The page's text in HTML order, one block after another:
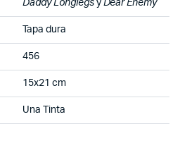
Daddy Longlegsy Dear Enemy
Tapa dura
456
15x21 cm
Una Tinta